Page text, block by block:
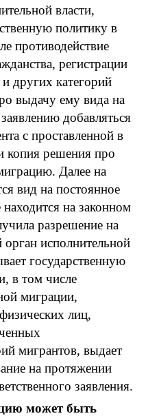
власти,
политику в
противодействие
регистрации
других категорий
выдачу ему вида на
добавляться
с проставленной в
копия решения про
Далее на
вид на постоянное
на законном
разрешение на
исполнительной
государственную
в том числе
миграции,
лиц,
мигрантов, выдает
на протяжении
заявления.
может быть